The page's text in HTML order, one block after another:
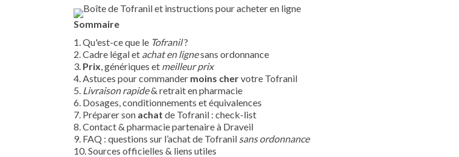
Sommaire
1. Qu'est-ce que le Tofranil?
2. Cadre légal et achat en lignesans ordonnance
3. Prix, génériques et meilleur prix
4. Astuces pour commander moins chervotre Tofranil
5. Livraison rapide& retrait en pharmacie
6. Dosages, conditionnements et équivalences
7. Préparer son achat de Tofranil : check-list
8. Contact & pharmacie partenaire à Draveil
9. FAQ : questions sur l’achat de Tofranil sans ordonnance
10. Sources officielles & liens utiles